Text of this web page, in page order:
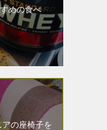
めの食べ
の座椅子を